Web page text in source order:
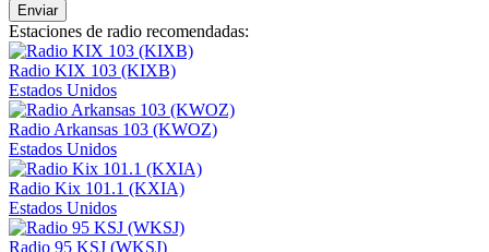
Enviar
Estaciones de radio recomendadas:
Radio KIX 103 (KIXB)
Estados Unidos
Radio Arkansas 103 (KWOZ)
Estados Unidos
Radio Kix 101.1 (KXIA)
Estados Unidos
Radio 95 KSJ (WKSJ)